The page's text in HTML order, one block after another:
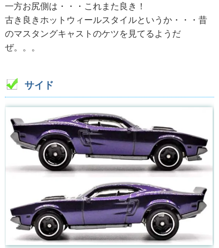
一方お尻側は・・・これまた良き！
古き良きホットウィールスタイルというか・・・昔
のマスタングキャストのケツを見てるようだ
ぜ。。。
サイド